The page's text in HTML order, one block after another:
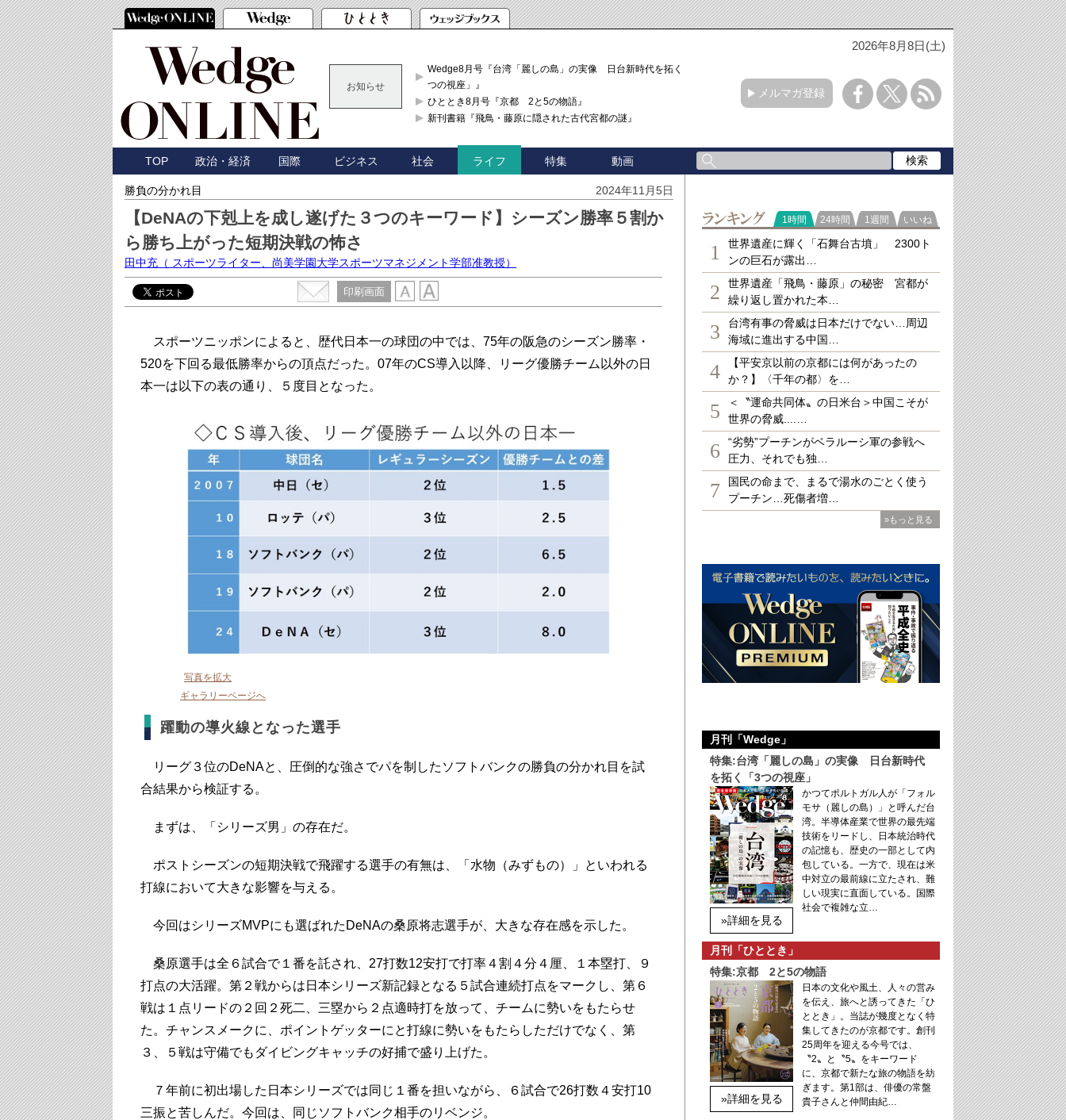
2026年8月8日(土)
お知らせ
Wedge8月号『台湾「麗しの島」の実像 日台新時代を拓く「3
つの視座」』
ひととき8月号『京都 2と5の物語』
新刊書籍『飛鳥・藤原に隠された古代宮都の謎』
メルマガ登録
TOP 政治・経済 国際 ビジネス 社会 ライフ 特集 動画
勝負の分かれ目 2024年11月5日
【DeNAの下剋上を成し遂げた３つのキーワード】シーズン勝率５割か
ら勝ち上がった短期決戦の怖さ
田中充 （ スポーツライター、尚美学園大学スポーツマネジメント学部准教授）
印刷画面
スポーツニッポンによると、歴代日本一の球団の中では、75年の阪急のシーズン勝率・
520を下回る最低勝率からの頂点だった。07年のCS導入以降、リーグ優勝チーム以外の日
本一は以下の表の通り、５度目となった。
写真を拡大
ギャラリーページへ
躍動の導火線となった選手
リーグ３位のDeNAと、圧倒的な強さでパを制したソフトバンクの勝負の分かれ目を試
合結果から検証する。
まずは、「シリーズ男」の存在だ。
ポストシーズンの短期決戦で飛躍する選手の有無は、「水物（みずもの）」といわれる
打線において大きな影響を与える。
今回はシリーズMVPにも選ばれたDeNAの桑原将志選手が、大きな存在感を示した。
桑原選手は全６試合で１番を託され、27打数12安打で打率４割４分４厘、１本塁打、９
打点の大活躍。第２戦からは日本シリーズ新記録となる５試合連続打点をマークし、第６
戦は１点リードの２回２死二、三塁から２点適時打を放って、チームに勢いをもたらせ
た。チャンスメークに、ポイントゲッターにと打線に勢いをもたらしただけでなく、第
３、５戦は守備でもダイビングキャッチの好捕で盛り上げた。
７年前に初出場した日本シリーズでは同じ１番を担いながら、６試合で26打数４安打10
三振と苦しんだ。今回は、同じソフトバンク相手のリベンジ。
ランキング
1時間 24時間 1週間 いいね
1
世界遺産に輝く「石舞台古墳」 2300ト
ンの巨石が露出…
2
世界遺産「飛鳥・藤原」の秘密 宮都が
繰り返し置かれた本…
3
台湾有事の脅威は日本だけでない…周辺
海域に進出する中国…
4
【平安京以前の京都には何があったの
か？】〈千年の都〉を…
5
＜〝運命共同体〟の日米台＞中国こそが
世界の脅威....…
6
“劣勢”プーチンがベラルーシ軍の参戦へ
圧力、それでも独…
7
国民の命まで、まるで湯水のごとく使う
プーチン…死傷者増…
»もっと見る
月刊「Wedge」
特集:台湾「麗しの島」の実像 日台新時代
を拓く「3つの視座」
»詳細を見る
かつてポルトガル人が「フォル
モサ（麗しの島）」と呼んだ台
湾。半導体産業で世界の最先端
技術をリードし、日本統治時代
の記憶も、歴史の一部として内
包している。一方で、現在は米
中対立の最前線に立たされ、難
しい現実に直面している。国際
社会で複雑な立…
月刊「ひととき」
特集:京都 2と5の物語
»詳細を見る
日本の文化や風土、人々の営み
を伝え、旅へと誘ってきた「ひ
ととき」。当誌が幾度となく特
集してきたのが京都です。創刊
25周年を迎える今号では、
〝2〟と〝5〟をキーワード
に、京都で新たな旅の物語を紡
ぎます。第1部は、俳優の常盤
貴子さんと仲間由紀…